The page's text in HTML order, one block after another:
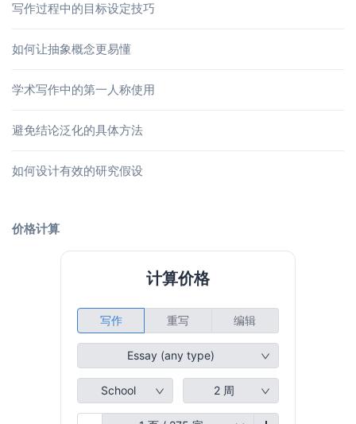
写作过程中的目标设定技巧
如何让抽象概念更易懂
学术写作中的第一人称使用
避免结论泛化的具体方法
如何设计有效的研究假设
价格计算